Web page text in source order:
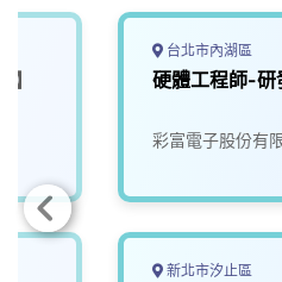
台北市內湖區
硬體工程師-研
彩富電子股份有
新北市汐止區